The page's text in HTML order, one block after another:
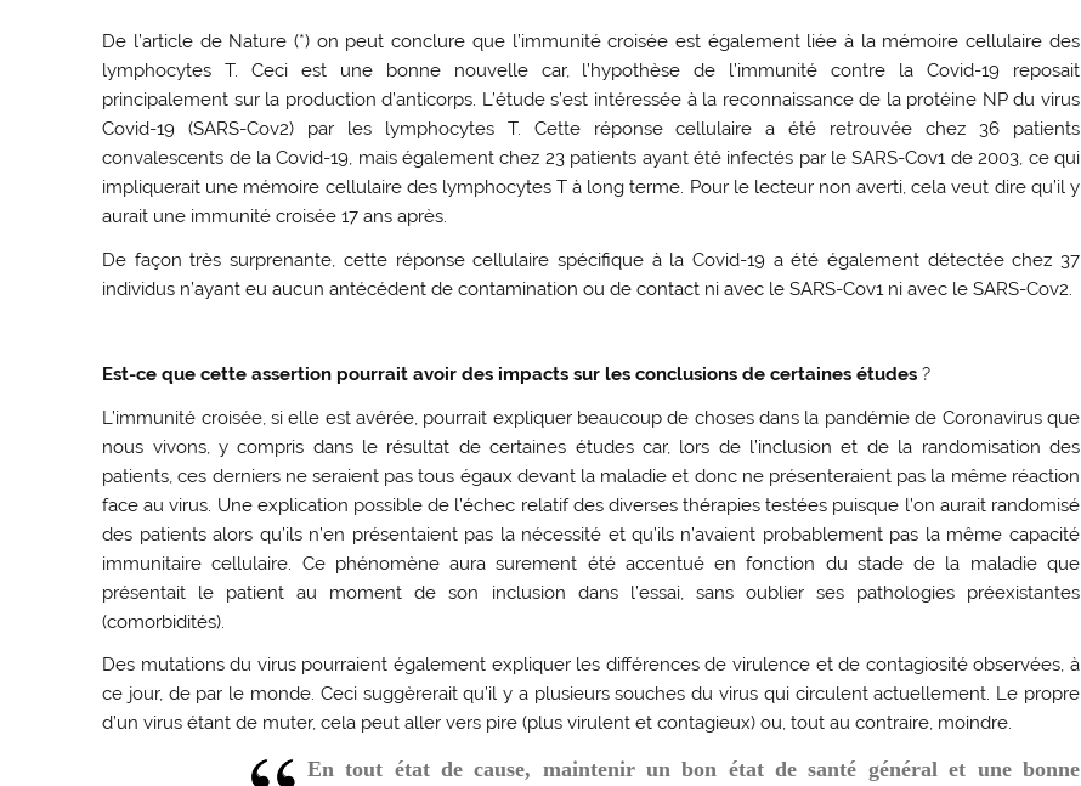
De l’article de Nature (*) on peut conclure que l’immunité croisée est également liée à la mémoire cellulaire des
lymphocytes T. Ceci est une bonne nouvelle car, l’hypothèse de l’immunité contre la Covid-19 reposait
principalement sur la production d’anticorps. L’étude s’est intéressée à la reconnaissance de la protéine NP du virus
Covid-19 (SARS-Cov2) par les lymphocytes T. Cette réponse cellulaire a été retrouvée chez 36 patients
convalescents de la Covid-19, mais également chez 23 patients ayant été infectés par le SARS-Cov1 de 2003, ce qui
impliquerait une mémoire cellulaire des lymphocytes T à long terme. Pour le lecteur non averti, cela veut dire qu’il y
aurait une immunité croisée 17 ans après.
De façon très surprenante, cette réponse cellulaire spécifique à la Covid-19 a été également détectée chez 37
individus n’ayant eu aucun antécédent de contamination ou de contact ni avec le SARS-Cov1 ni avec le SARS-Cov2.
Est-ce que cette assertion pourrait avoir des impacts sur les conclusions de certaines études ?
L’immunité croisée, si elle est avérée, pourrait expliquer beaucoup de choses dans la pandémie de Coronavirus que
nous vivons, y compris dans le résultat de certaines études car, lors de l’inclusion et de la randomisation des
patients, ces derniers ne seraient pas tous égaux devant la maladie et donc ne présenteraient pas la même réaction
face au virus. Une explication possible de l’échec relatif des diverses thérapies testées puisque l’on aurait randomisé
des patients alors qu’ils n’en présentaient pas la nécessité et qu’ils n’avaient probablement pas la même capacité
immunitaire cellulaire. Ce phénomène aura surement été accentué en fonction du stade de la maladie que
présentait le patient au moment de son inclusion dans l’essai, sans oublier ses pathologies préexistantes
(comorbidités).
Des mutations du virus pourraient également expliquer les différences de virulence et de contagiosité observées, à
ce jour, de par le monde. Ceci suggèrerait qu’il y a plusieurs souches du virus qui circulent actuellement. Le propre
d’un virus étant de muter, cela peut aller vers pire (plus virulent et contagieux) ou, tout au contraire, moindre.
En tout état de cause, maintenir un bon état de santé général et une bonne